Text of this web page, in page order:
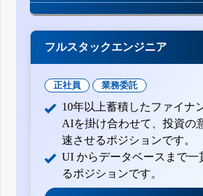
フルスタックエンジニア
正社員 業務委託
10年以上蓄積したファイナ
AIを掛け合わせて、投資の
速させるポジションです。
UI からデータベースまで一
るポジションです。